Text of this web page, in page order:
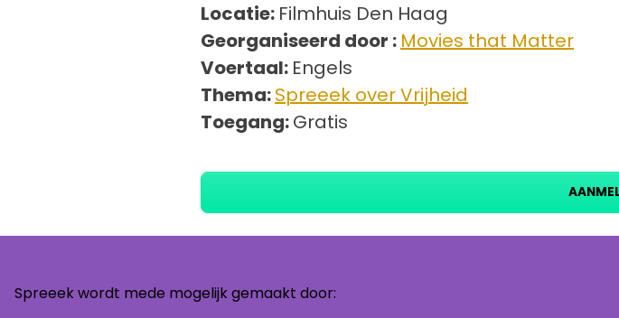
Locatie: Filmhuis Den Haag
Georganiseerd door : Movies that Matter
Voertaal: Engels
Thema:Spreeek over Vrijheid
Toegang:Gratis
Spreeek wordt mede mogelijk gemaakt door: